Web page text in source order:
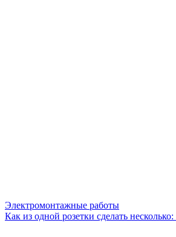
Электромонтажные работы
Как из одной розетки сделать